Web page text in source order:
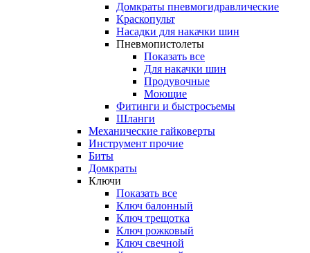
Домкраты пневмогидравлические
Краскопульт
Насадки для накачки шин
Пневмопистолеты
Показать все
Для накачки шин
Продувочные
Моющие
Фитинги и быстросъемы
Шланги
Механические гайковерты
Инструмент прочиe
Биты
Домкраты
Ключи
Показать все
Ключ балонный
Ключ трещотка
Ключ рожковый
Ключ свечной